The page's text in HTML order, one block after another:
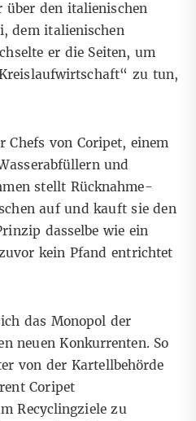
über den italienischen
, dem italienischen
er die Seiten, um
zu tun,
Chefs von Coripet, einem
und
stellt Rücknahme-
auf und kauft sie den
dasselbe wie ein
kein Pfand entrichtet
das Monopol der
neuen Konkurrenten. So
von der Kartellbehörde
Coripet
Recyclingziele zu